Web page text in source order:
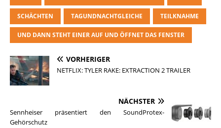
SCHÄCHTEN TAGUNDNACHTGLEICHE TEILKNAHME
UND DANN STEHT EINER AUF UND ÖFFNET DAS FENSTER
VORHERIGER
NETFLIX: TYLER RAKE: EXTRACTION 2 TRAILER
NÄCHSTER
Sennheiser präsentiert den SoundProtex-
Gehörschutz